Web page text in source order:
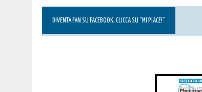
DIVENTA FAN SU FACEBOOK, CLICCA SU “MI PIACE!”